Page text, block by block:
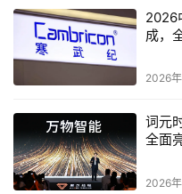
本文来源于DOIT传媒，文
2026
成，
2026
词元
全面
2026